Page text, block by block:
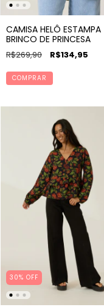
CAMISA HELÔ ESTAMPA
BRINCO DE PRINCESA
R$269,90 R$134,95
COMPRAR
30% OFF